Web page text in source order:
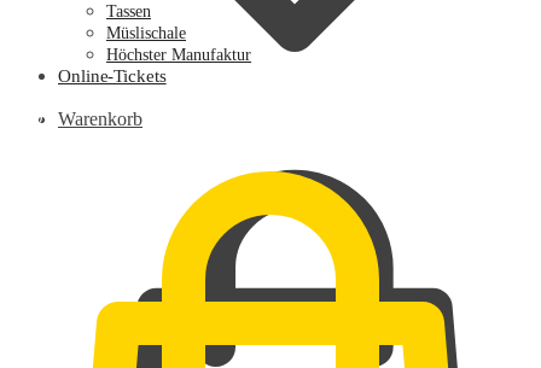
Warenkorb
Tassen
Müslischale
Höchster Manufaktur
Online-Tickets
0,00